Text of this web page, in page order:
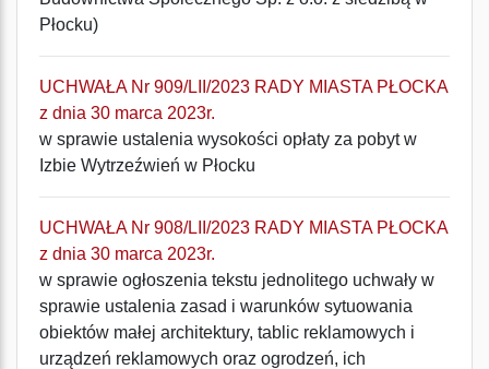
Płocku)
UCHWAŁA Nr 909/LII/2023 RADY MIASTA PŁOCKA
z dnia 30 marca 2023r.
w sprawie ustalenia wysokości opłaty za pobyt w
Izbie Wytrzeźwień w Płocku
UCHWAŁA Nr 908/LII/2023 RADY MIASTA PŁOCKA
z dnia 30 marca 2023r.
w sprawie ogłoszenia tekstu jednolitego uchwały w
sprawie ustalenia zasad i warunków sytuowania
obiektów małej architektury, tablic reklamowych i
urządzeń reklamowych oraz ogrodzeń, ich